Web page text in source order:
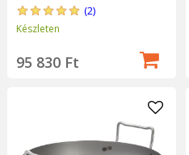
(2)
Készleten
95 830 Ft